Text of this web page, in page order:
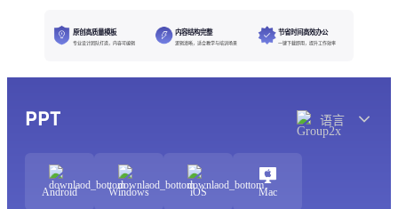
原创高质量模板
专业设计团队打造，内容可编辑
内容结构完整
逻辑清晰，适合教学与培训场景
节省时间高效办公
一键下载即用，提升工作效率
PPT 语言
Android Windows iOS Mac